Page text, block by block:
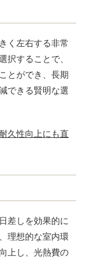
く左右する非常
択することで、
とができ、長期
できる賢明な選
久性向上にも直
差しを効果的に
理想的な室内環
上し、光熱費の